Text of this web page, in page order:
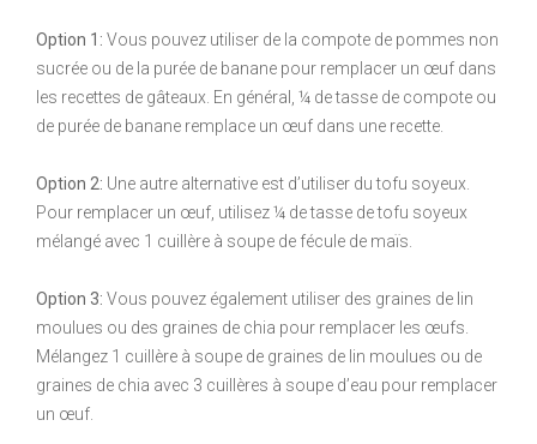
Option 1: Vous pouvez utiliser de la compote de pommes non
sucrée ou de la purée de banane pour remplacer un œuf dans
les recettes de gâteaux. En général, ¼ de tasse de compote ou
de purée de banane remplace un œuf dans une recette.
Option 2: Une autre alternative est d’utiliser du tofu soyeux.
Pour remplacer un œuf, utilisez ¼ de tasse de tofu soyeux
mélangé avec 1 cuillère à soupe de fécule de maïs.
Option 3: Vous pouvez également utiliser des graines de lin
moulues ou des graines de chia pour remplacer les œufs.
Mélangez 1 cuillère à soupe de graines de lin moulues ou de
graines de chia avec 3 cuillères à soupe d’eau pour remplacer
un œuf.